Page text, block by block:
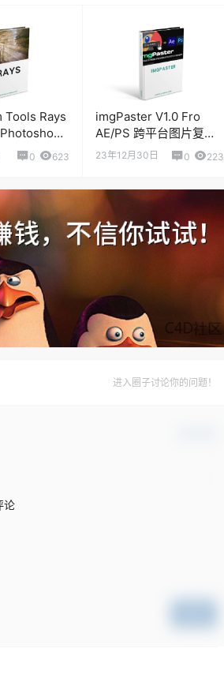
Tools Rays
件
0 623
imgPaster V1.0 Fro
AE/PS 跨平台图片复制
粘贴插件
23年12月30日 0 223
进入圈子讨论你的问题！
论